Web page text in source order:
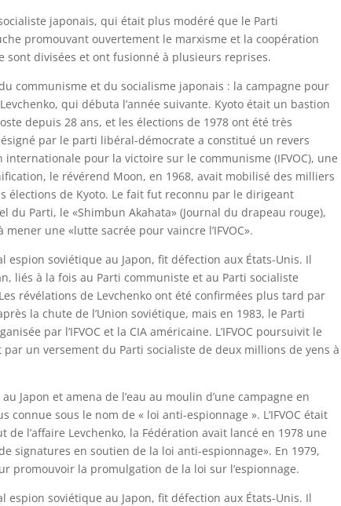
japonais, qui était plus modéré que le Parti
promouvant ouvertement le marxisme et la coopération
sont divisées et ont fusionné à plusieurs reprises.
communisme et du socialisme japonais : la campagne pour
qui débuta l’année suivante. Kyoto était un bastion
depuis 28 ans, et les élections de 1978 ont été très
par le parti libéral-démocrate a constitué un revers
pour la victoire sur le communisme (IFVOC), une
le révérend Moon, en 1968, avait mobilisé des milliers
de Kyoto. Le fait fut reconnu par le dirigeant
Parti, le «Shimbun Akahata» (Journal du drapeau rouge),
une «lutte sacrée pour vaincre l’IFVOC».
espion soviétique au Japon, fit défection aux États-Unis. Il
liés à la fois au Parti communiste et au Parti socialiste
révélations de Levchenko ont été confirmées plus tard par
la chute de l’Union soviétique, mais en 1983, le Parti
par l’IFVOC et la CIA américaine. L’IFVOC poursuivit le
un versement du Parti socialiste de deux millions de yens à
Japon et amena de l’eau au moulin d’une campagne en
sous le nom de « loi anti-espionnage ». L’IFVOC était
l’affaire Levchenko, la Fédération avait lancé en 1978 une
signatures en soutien de la loi anti-espionnage». En 1979,
promouvoir la promulgation de la loi sur l’espionnage.
espion soviétique au Japon, fit défection aux États-Unis. Il